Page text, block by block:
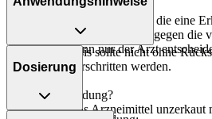
Gliedmaßen auftreten.
Es gibt verschiedene Erreger, die eine
können. Ob das Arzneimittel gegen die
wirksam ist, kann nur der Arzt
Die Gesamtdosis sollte nicht ohne
Apotheker überschritten werden.
Art der Anwendung?
Nehmen Sie das Arzneimittel
Dosierung